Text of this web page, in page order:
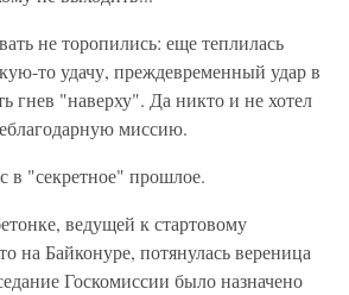
не торопились: еще теплилась
то удачу, преждевременный удар в
гнев "наверху". Да никто и не хотел
миссию.
в "секретное" прошлое.
ведущей к стартовому
на Байконуре, потянулась вереница
Госкомиссии было назначено